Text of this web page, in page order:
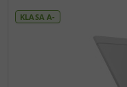
KLASA A-